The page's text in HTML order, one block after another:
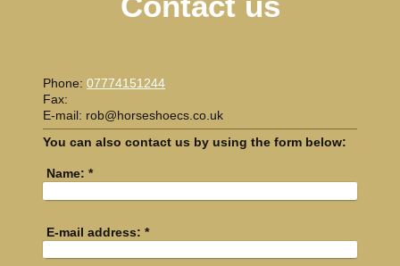
Phone: 07774151244
Fax:
E-mail: rob@horseshoecs.co.uk
You can also contact us by using the form below:
Name: *
E-mail address: *